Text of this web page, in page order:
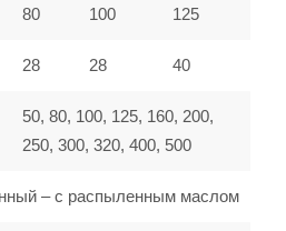
80 100 125
28 28 40
50, 80, 100, 125, 160, 200,
250, 300, 320, 400, 500
– с распыленным маслом